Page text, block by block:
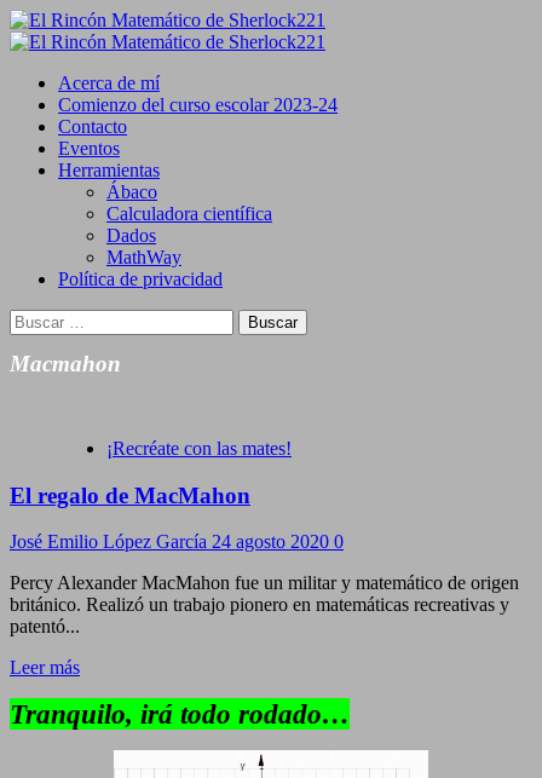
Saltar
al
Primary
Acerca de mí
Comienzo del curso escolar 2023-24
Contacto
Eventos
Herramientas
Ábaco
Calculadora científica
Dados
MathWay
Política de privacidad
Buscar:
Macmahon
¡Recréate con las mates!
El regalo de MacMahon
José Emilio López García 24 agosto 2020 0
Percy Alexander MacMahon fue un militar y matemático de origen
británico. Realizó un trabajo pionero en matemáticas recreativas y
patentó...
Leer más
Tranquilo, irá todo rodado…